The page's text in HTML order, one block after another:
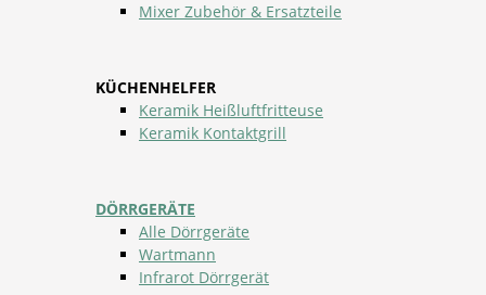
Mixer Zubehör & Ersatzteile
KÜCHENHELFER
Keramik Heißluftfritteuse
Keramik Kontaktgrill
DÖRRGERÄTE
Alle Dörrgeräte
Wartmann
Infrarot Dörrgerät